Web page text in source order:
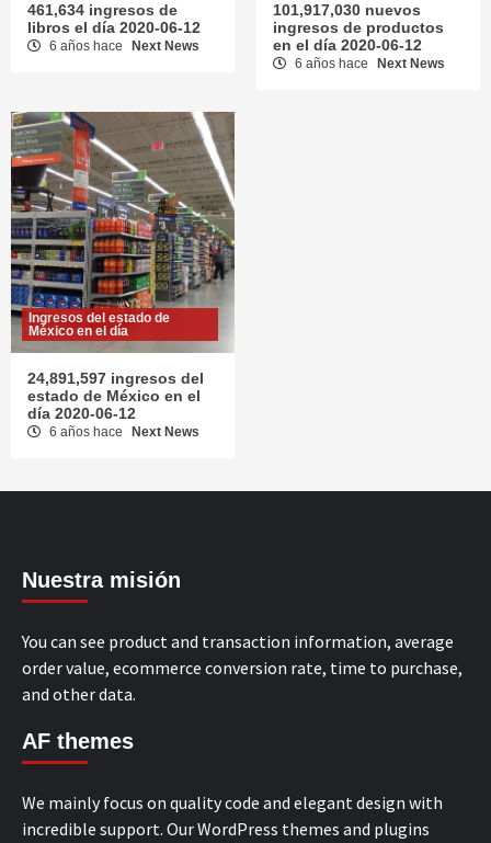
461,634 ingresos de
libros el día 2020-06-12
6 años hace Next News
101,917,030 nuevos
ingresos de productos
en el día 2020-06-12
6 años hace Next News
Ingresos del estado de
México en el día
24,891,597 ingresos del
estado de México en el
día 2020-06-12
6 años hace Next News
Nuestra misión
You can see product and transaction information, average
order value, ecommerce conversion rate, time to purchase,
and other data.
AF themes
We mainly focus on quality code and elegant design with
incredible support. Our WordPress themes and plugins